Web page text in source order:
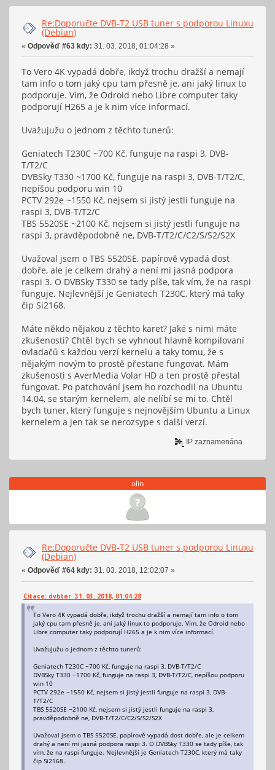
Re:Doporučte DVB-T2 USB tuner s podporou Linuxu
(Debian)
« Odpověď #63 kdy: 31. 03. 2018, 01:04:28 »
To Vero 4K vypadá dobře, ikdyž trochu dražší a nemají
tam info o tom jaký cpu tam přesně je, ani jaký linux to
podporuje. Vím, že Odroid nebo Libre computer taky
podporují H265 a je k nim více informací.
Uvažujužu o jednom z těchto tunerů:
Geniatech T230C ~700 Kč, funguje na raspi 3, DVB-
T/T2/C
DVBSky T330 ~1700 Kč, funguje na raspi 3, DVB-T/T2/C,
nepíšou podporu win 10
PCTV 292e ~1550 Kč, nejsem si jistý jestli funguje na
raspi 3, DVB-T/T2/C
TBS 5520SE ~2100 Kč, nejsem si jistý jestli funguje na
raspi 3, pravděpodobně ne, DVB-T/T2/C/C2/S/S2/S2X
Uvažoval jsem o TBS 5520SE, papírově vypadá dost
dobře, ale je celkem drahý a není mi jasná podpora
raspi 3. O DVBSky T330 se tady píše, tak vím, že na raspi
funguje. Nejlevnější je Geniatech T230C, který má taky
čip Si2168.
Máte někdo nějakou z těchto karet? Jaké s nimi máte
zkušenosti? Chtěl bych se vyhnout hlavně kompilovaní
ovladačů s každou verzí kernelu a taky tomu, že s
nějakým novým to prostě přestane fungovat. Mám
zkušenosti s AverMedia Volar HD a ten prostě přestal
fungovat. Po patchování jsem ho rozchodil na Ubuntu
14.04, se starým kernelem, ale nelíbí se mi to. Chtěl
bych tuner, který funguje s nejnovějším Ubuntu a Linux
kernelem a jen tak se nerozsype s další verzí.
IP zaznamenána
olin
Re:Doporučte DVB-T2 USB tuner s podporou Linuxu
(Debian)
« Odpověď #64 kdy: 31. 03. 2018, 12:02:07 »
Citace: dvbter 31. 03. 2018, 01:04:28
To Vero 4K vypadá dobře, ikdyž trochu dražší a nemají tam info o tom
jaký cpu tam přesně je, ani jaký linux to podporuje. Vím, že Odroid nebo
Libre computer taky podporují H265 a je k nim více informací.
Uvažujužu o jednom z těchto tunerů:
Geniatech T230C ~700 Kč, funguje na raspi 3, DVB-T/T2/C
DVBSky T330 ~1700 Kč, funguje na raspi 3, DVB-T/T2/C, nepíšou podporu
win 10
PCTV 292e ~1550 Kč, nejsem si jistý jestli funguje na raspi 3, DVB-
T/T2/C
TBS 5520SE ~2100 Kč, nejsem si jistý jestli funguje na raspi 3,
pravděpodobně ne, DVB-T/T2/C/C2/S/S2/S2X
Uvažoval jsem o TBS 5520SE, papírově vypadá dost dobře, ale je celkem
drahý a není mi jasná podpora raspi 3. O DVBSky T330 se tady píše, tak
vím, že na raspi funguje. Nejlevnější je Geniatech T230C, který má taky
čip Si2168.